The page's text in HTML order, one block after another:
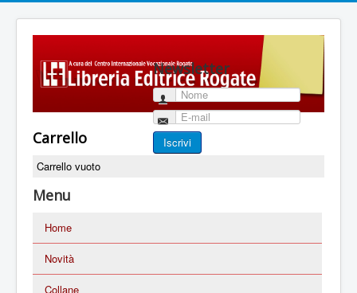
Newsletter
Nome
E-mail
Iscrivi
Carrello
Carrello vuoto
Menu
Home
Novità
Collane